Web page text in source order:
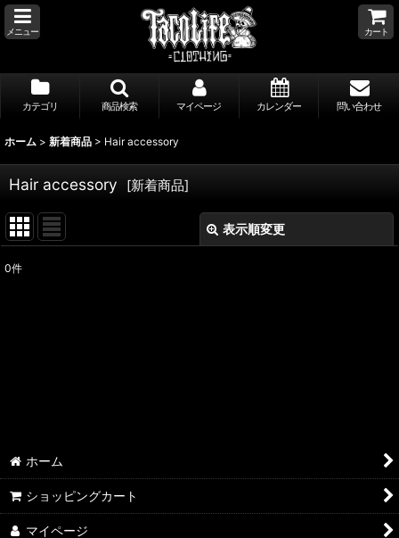
メニュー カート
カテゴリ 商品検索 マイページ カレンダー 問い合わせ
ホーム > 新着商品 > Hair accessory
Hair accessory [新着商品]
表示順変更
0件
ホーム
ショッピングカート
マイページ